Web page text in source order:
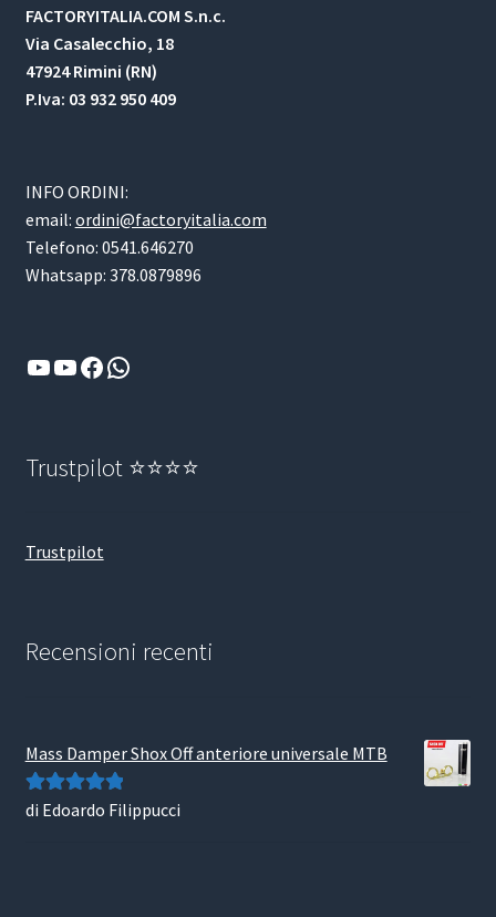
FACTORYITALIA.COM S.n.c.
Via Casalecchio, 18
47924 Rimini (RN)
P.Iva: 03 932 950 409
INFO ORDINI:
email: ordini@factoryitalia.com
Telefono: 0541.646270
Whatsapp: 378.0879896
YouTube
YouTube
Facebook
WhatsApp
Trustpilot ⭐⭐⭐⭐
Trustpilot
Recensioni recenti
Mass Damper Shox Off anteriore universale MTB
Valutato5su
di Edoardo Filippucci